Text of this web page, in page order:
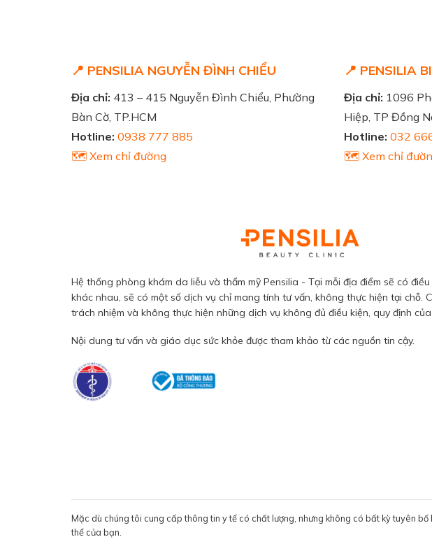
📍 PENSILIA NGUYỄN ĐÌNH CHIỂU
Địa chỉ: 413 – 415 Nguyễn Đình Chiểu, Phường
Bàn Cờ, TP.HCM
Hotline: 0938 777 885
🗺️ Xem chỉ đường
📍 PENSILIA
Địa chỉ: 1096
Hiệp, TP Đồng
Hotline: 032
🗺️ Xem chỉ
Hệ thống phòng khám da liễu và thẩm mỹ Pensilia - Tại mỗi địa điểm sẽ có
khác nhau, sẽ có một số dịch vụ chỉ mang tính tư vấn, không thực hiện tại chỗ.
trách nhiệm và không thực hiện những dịch vụ không đủ điều kiện, quy định
Nội dung tư vấn và giáo dục sức khỏe được tham khảo từ các nguồn tin cậy.
Mặc dù chúng tôi cung cấp thông tin y tế có chất lượng, nhưng không có bất kỳ tuyên
thể của bạn.